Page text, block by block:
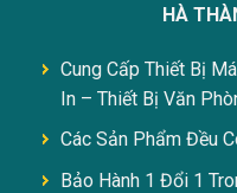
HÀ
Cung Cấp Thiết Bị
In – Thiết Bị Văn
Các Sản Phẩm Đều
Bảo Hành 1 Đổi 1